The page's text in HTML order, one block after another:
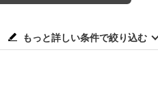
もっと詳しい条件で絞り込む